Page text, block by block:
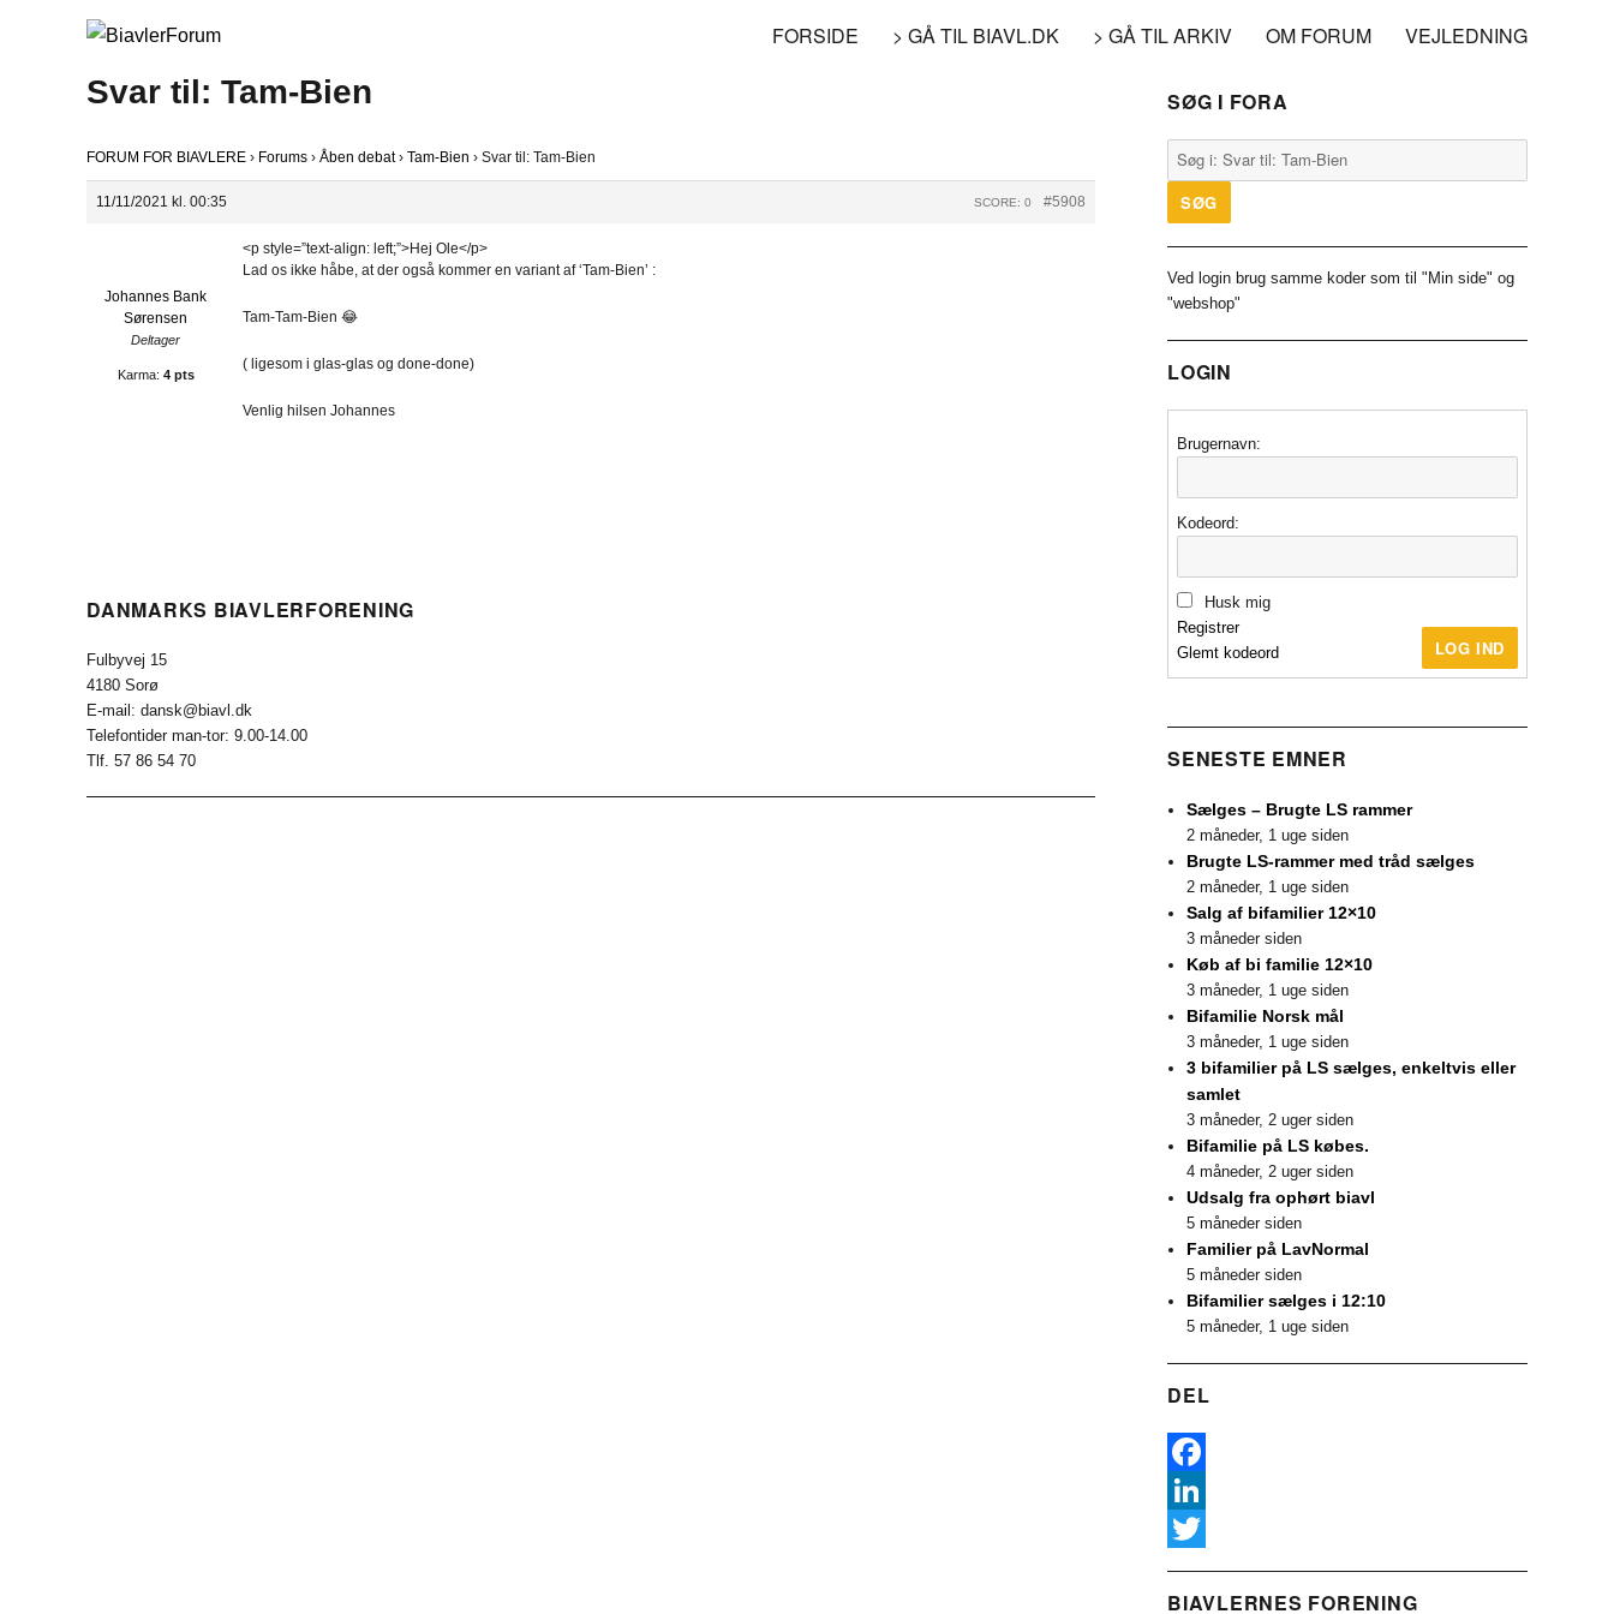
FORSIDE > GÅ TIL BIAVL.DK > GÅ TIL ARKIV OM FORUM VEJLEDNING
Svar til: Tam-Bien
FORUM FOR BIAVLERE › Forums › Åben debat › Tam-Bien › Svar til: Tam-Bien
11/11/2021 kl. 00:35 #5908
SCORE: 0
Johannes Bank
Sørensen
Deltager
Karma: 4 pts
<p style=”text-align: left;”>Hej Ole</p>
Lad os ikke håbe, at der også kommer en variant af ‘Tam-Bien’ :
Tam-Tam-Bien 😂
( ligesom i glas-glas og done-done)
Venlig hilsen Johannes
DANMARKS BIAVLERFORENING
Fulbyvej 15
4180 Sorø
E-mail: dansk@biavl.dk
Telefontider man-tor: 9.00-14.00
Tlf. 57 86 54 70
SØG I FORA
Ved login brug samme koder som til "Min side" og
"webshop"
LOGIN
Brugernavn:
Kodeord:
Husk mig
LOG IND
Registrer
Glemt kodeord
SENESTE EMNER
Sælges – Brugte LS rammer
2 måneder, 1 uge siden
Brugte LS-rammer med tråd sælges
2 måneder, 1 uge siden
Salg af bifamilier 12×10
3 måneder siden
Køb af bi familie 12×10
3 måneder, 1 uge siden
Bifamilie Norsk mål
3 måneder, 1 uge siden
3 bifamilier på LS sælges, enkeltvis eller
samlet
3 måneder, 2 uger siden
Bifamilie på LS købes.
4 måneder, 2 uger siden
Udsalg fra ophørt biavl
5 måneder siden
Familier på LavNormal
5 måneder siden
Bifamilier sælges i 12:10
5 måneder, 1 uge siden
DEL
F
a
e
L
nw
BIAVLERNES FORENING